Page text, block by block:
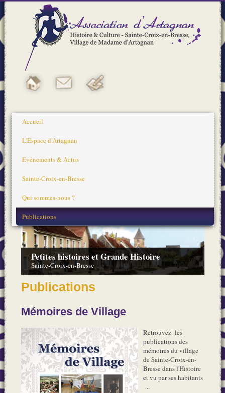
Accueil
L'Espace d'Artagnan
Evénements & Actus
Sainte-Croix-en-Bresse
Qui sommes-nous ?
Publications
Petites histoires et Grande Histoire
Sainte-Croix-en-Bresse
Publications
Mémoires de Village
Retrouvez les
publications des
mémoires du village
de Sainte-Croix-en-
Bresse dans l'Histoire
et vu par ses habitants
...